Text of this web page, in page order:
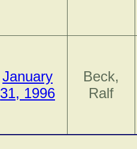
January
31, 1996
Beck,
Ralf